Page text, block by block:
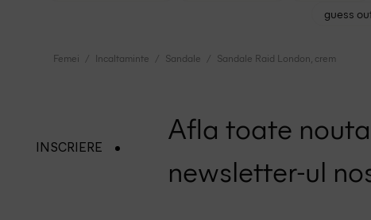
guess
Femei Incaltaminte Sandale Sandale Raid London, crem
INSCRIERE
Afla toate
newsletter-ul